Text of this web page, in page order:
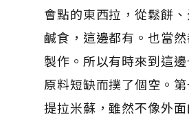
會點的東西拉，從鬆餅
鹹食，這邊都有。也當
製作。所以有時來到這
原料短缺而撲了個空。
提拉米蘇，雖然不像外